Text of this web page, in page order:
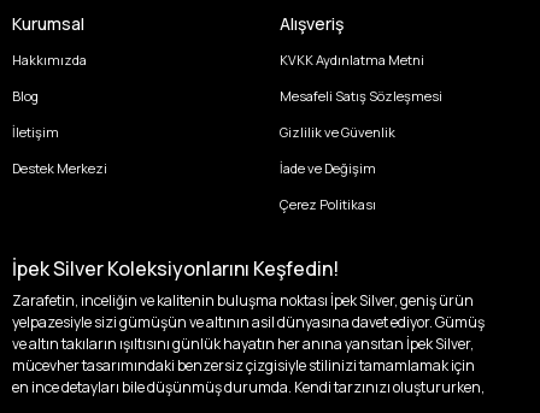
Kurumsal
Hakkımızda
Blog
İletişim
Destek Merkezi
Alışveriş
KVKK Aydınlatma Metni
Mesafeli Satış Sözleşmesi
Gizlilik ve Güvenlik
İade ve Değişim
Çerez Politikası
İpek Silver Koleksiyonlarını Keşfedin!
Zarafetin, inceliğin ve kalitenin buluşma noktası İpek Silver, geniş ürün
yelpazesiyle sizi gümüşün ve altının asil dünyasına davet ediyor. Gümüş
ve altın takıların ışıltısını günlük hayatın her anına yansıtan İpek Silver,
mücevher tasarımındaki benzersiz çizgisiyle stilinizi tamamlamak için
en ince detayları bile düşünmüş durumda. Kendi tarzınızı oluştururken,